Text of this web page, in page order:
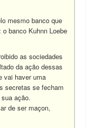
mesmo banco que
banco Kuhnn Loebe
as sociedades
da ação dessas
vai haver uma
secretas se fecham
ação.
de ser maçon,